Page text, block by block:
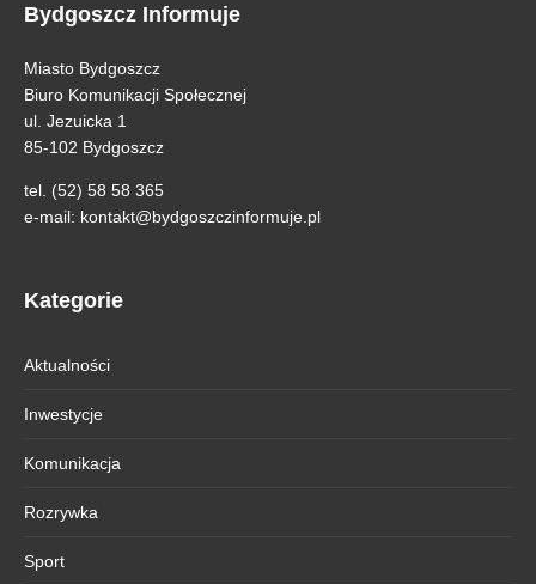
Bydgoszcz Informuje
Miasto Bydgoszcz
Biuro Komunikacji Społecznej
ul. Jezuicka 1
85-102 Bydgoszcz
tel. (52) 58 58 365
e-mail: kontakt@bydgoszczinformuje.pl
Kategorie
Aktualności
Inwestycje
Komunikacja
Rozrywka
Sport